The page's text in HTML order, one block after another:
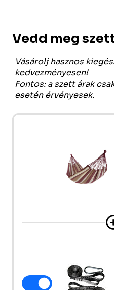
Vedd meg
Vásárolj hasznos
kedvezményesen!
Fontos: a szett árak
esetén érvényesek.